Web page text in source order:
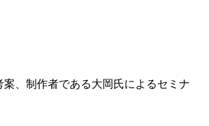
案、制作者である大岡氏によるセミナ